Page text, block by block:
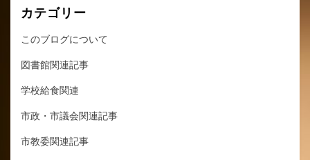
カテゴリー
このブログについて
図書館関連記事
学校給食関連
市政・市議会関連記事
市教委関連記事